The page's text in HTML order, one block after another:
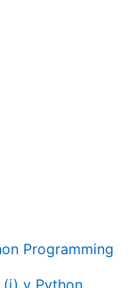
Programming
(i) v Python